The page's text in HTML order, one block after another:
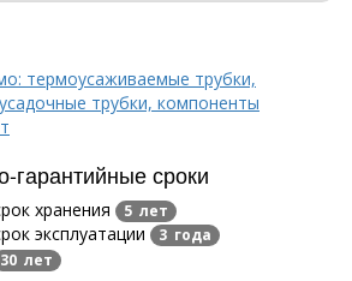
термоусаживаемые трубки,
трубки, компоненты
гарантийные сроки
хранения 5 лет
эксплуатации 3 года
30 лет